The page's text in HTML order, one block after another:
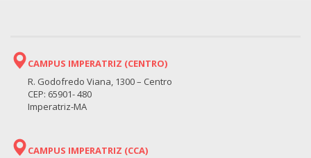
CAMPUS IMPERATRIZ (CENTRO)
R. Godofredo Viana, 1300 – Centro
CEP: 65901- 480
Imperatriz-MA
CAMPUS IMPERATRIZ (CCA)